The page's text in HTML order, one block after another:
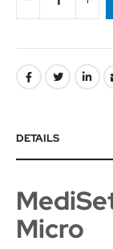
DETAILS
Micro